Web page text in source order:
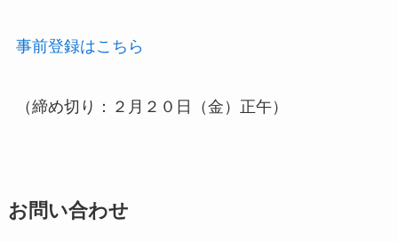
事前登録はこちら
（締め切り：２月２０日（金）正午）
お問い合わせ